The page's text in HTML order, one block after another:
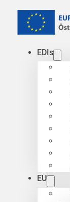
EDIs
EU